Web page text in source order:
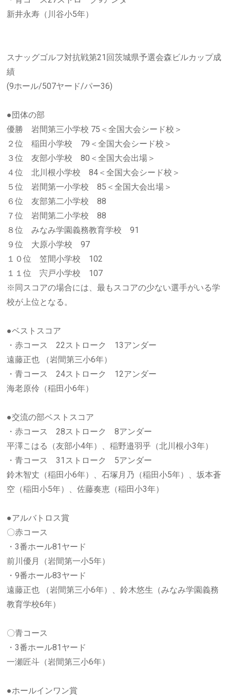
新井永寿（川谷小5年）
スナッグゴルフ対抗戦第21回茨城県予選会森ビルカップ成
績
(9ホール/507ヤード/パー36)
●団体の部
優勝 岩間第三小学校 75＜全国大会シード校＞
２位 稲田小学校 79＜全国大会シード校＞
３位 友部小学校 80＜全国大会出場＞
４位 北川根小学校 84＜全国大会シード校＞
５位 岩間第一小学校 85＜全国大会出場＞
６位 友部第二小学校 88
７位 岩間第二小学校 88
８位 みなみ学園義務教育学校 91
９位 大原小学校 97
１０位 笠間小学校 102
１１位 宍戸小学校 107
※同スコアの場合には、最もスコアの少ない選手がいる学
校が上位となる。
●ベストスコア
・赤コース 22ストローク 13アンダー
遠藤正也 （岩間第三小6年）
・青コース 24ストローク 12アンダー
海老原伶（稲田小6年）
●交流の部ベストスコア
・赤コース 28ストローク 8アンダー
平澤こはる（友部小4年）、稲野邉羽乎（北川根小3年）
・青コース 31ストローク 5アンダー
鈴木智丈（稲田小6年）、石塚月乃（稲田小5年）、坂本蒼
空（稲田小5年）、佐藤奏恵（稲田小3年）
●アルバトロス賞
〇赤コース
・3番ホール81ヤード
前川優月（岩間第一小5年）
・9番ホール83ヤード
遠藤正也 （岩間第三小6年）、鈴木悠生（みなみ学園義務
教育学校6年）
〇青コース
・3番ホール81ヤード
一瀬匠斗（岩間第三小6年）
●ホールインワン賞